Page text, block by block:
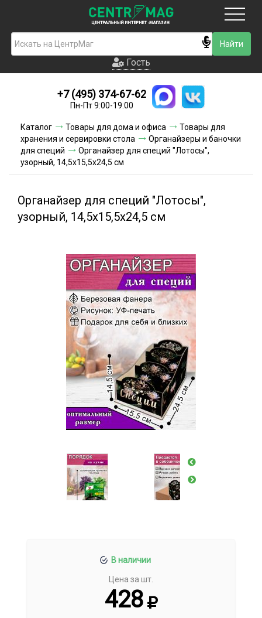
Гость
Новинки
Условия доставки
Условия оплаты
Акции и скидки
Гость
+7 (495) 374-67-62
Пн-Пт 9:00-19:00
Каталог Товары для дома и офиса
Товары для
хранения и сервировки стола
Органайзеры и баночки
для специй
Органайзер для специй "Лотосы",
узорный, 14,5х15,5х24,5 см
Органайзер для специй "Лотосы",
узорный, 14,5х15,5х24,5 см
В наличии
Цена за шт.
428